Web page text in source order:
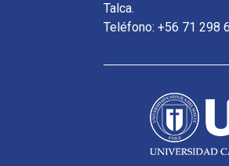
Talca.
Teléfono: +56 71 298